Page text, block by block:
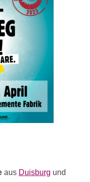
aus Duisburg und